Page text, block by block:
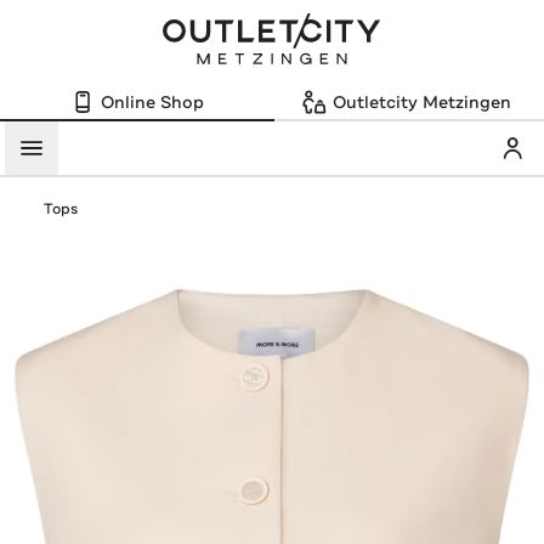
Online Shop Outletcity Metzingen
Menü
Tops